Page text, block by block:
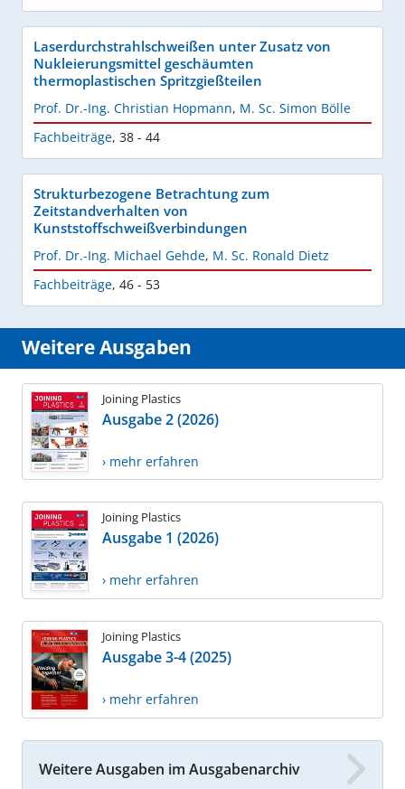
Laserdurchstrahlschweißen unter Zusatz von
Nukleierungsmittel geschäumten
thermoplastischen Spritzgießteilen
Prof. Dr.-Ing. Christian Hopmann, M. Sc. Simon Bölle
Fachbeiträge, 38 - 44
Strukturbezogene Betrachtung zum
Zeitstandverhalten von
Kunststoffschweißverbindungen
Prof. Dr.-Ing. Michael Gehde, M. Sc. Ronald Dietz
Fachbeiträge, 46 - 53
Weitere Ausgaben
Joining Plastics
Ausgabe 2 (2026)
› mehr erfahren
Joining Plastics
Ausgabe 1 (2026)
› mehr erfahren
Joining Plastics
Ausgabe 3-4 (2025)
› mehr erfahren
Weitere Ausgaben im Ausgabenarchiv